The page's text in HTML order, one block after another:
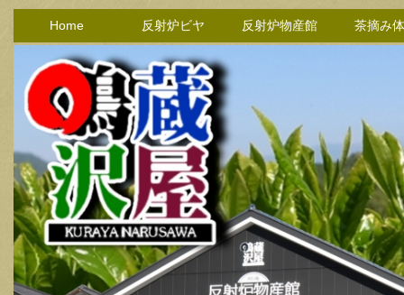
Home 反射炉ビヤ 反射炉物産館 茶摘み